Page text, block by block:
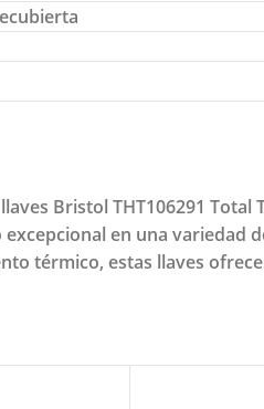
Bristol THT106291
en una variedad
térmico, estas llaves